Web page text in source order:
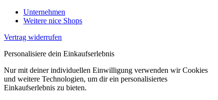
Unternehmen
Weitere nice Shops
Vertrag widerrufen
Personalisiere dein Einkaufserlebnis
Nur mit deiner individuellen Einwilligung verwenden wir Cookies
und weitere Technologien, um dir ein personalisiertes
Einkaufserlebnis zu bieten.